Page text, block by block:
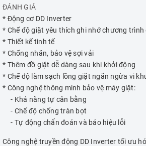
ĐÁNH GIÁ
* Động cơ DD Inverter
* Chế độ giặt yêu thích ghi nhớ chương trình
* Thiết kế tinh tế
* Chống nhăn, bảo vệ sợi vải
* Thêm đồ giặt dễ dàng sau khi khởi động
* Chế độ làm sạch lồng giặt ngăn ngừa vi
* Công nghệ thông minh bảo vệ máy giặt:
- Khả năng tự cân bằng
- Chế độ chống tràn bọt
- Tự động chẩn đoán và báo hiệu lỗi
Công nghệ truyền động DD Inverter tối ưu